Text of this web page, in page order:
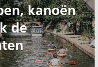
kanoën
de